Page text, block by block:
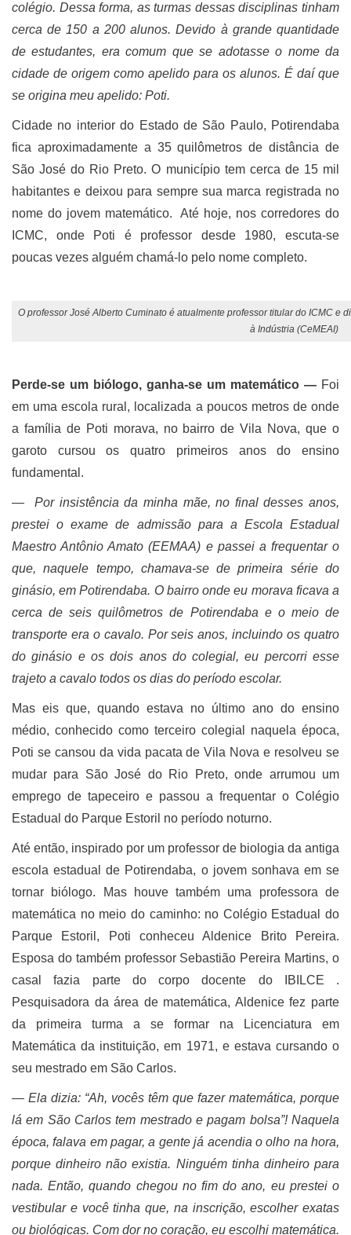
colégio. Dessa forma, as turmas dessas disciplinas tinham
cerca de 150 a 200 alunos. Devido à grande quantidade
de estudantes, era comum que se adotasse o nome da
cidade de origem como apelido para os alunos. É daí que
se origina meu apelido: Poti.
Cidade no interior do Estado de São Paulo, Potirendaba
fica aproximadamente a 35 quilômetros de distância de
São José do Rio Preto. O município tem cerca de 15 mil
habitantes e deixou para sempre sua marca registrada no
nome do jovem matemático. Até hoje, nos corredores do
ICMC, onde Poti é professor desde 1980, escuta-se
poucas vezes alguém chamá-lo pelo nome completo.
O professor José Alberto Cuminato é atualmente professor titular do ICMC e
à Indústria (CeMEAI)
Perde-se um biólogo, ganha-se um matemático ― Foi
em uma escola rural, localizada a poucos metros de onde
a família de Poti morava, no bairro de Vila Nova, que o
garoto cursou os quatro primeiros anos do ensino
fundamental.
― Por insistência da minha mãe, no final desses anos,
prestei o exame de admissão para a Escola Estadual
Maestro Antônio Amato (EEMAA) e passei a frequentar o
que, naquele tempo, chamava-se de primeira série do
ginásio, em Potirendaba. O bairro onde eu morava ficava a
cerca de seis quilômetros de Potirendaba e o meio de
transporte era o cavalo. Por seis anos, incluindo os quatro
do ginásio e os dois anos do colegial, eu percorri esse
trajeto a cavalo todos os dias do período escolar.
Mas eis que, quando estava no último ano do ensino
médio, conhecido como terceiro colegial naquela época,
Poti se cansou da vida pacata de Vila Nova e resolveu se
mudar para São José do Rio Preto, onde arrumou um
emprego de tapeceiro e passou a frequentar o Colégio
Estadual do Parque Estoril no período noturno.
Até então, inspirado por um professor de biologia da antiga
escola estadual de Potirendaba, o jovem sonhava em se
tornar biólogo. Mas houve também uma professora de
matemática no meio do caminho: no Colégio Estadual do
Parque Estoril, Poti conheceu Aldenice Brito Pereira.
Esposa do também professor Sebastião Pereira Martins, o
casal fazia parte do corpo docente do IBILCE .
Pesquisadora da área de matemática, Aldenice fez parte
da primeira turma a se formar na Licenciatura em
Matemática da instituição, em 1971, e estava cursando o
seu mestrado em São Carlos.
― Ela dizia: “Ah, vocês têm que fazer matemática, porque
lá em São Carlos tem mestrado e pagam bolsa”! Naquela
época, falava em pagar, a gente já acendia o olho na hora,
porque dinheiro não existia. Ninguém tinha dinheiro para
nada. Então, quando chegou no fim do ano, eu prestei o
vestibular e você tinha que, na inscrição, escolher exatas
ou biológicas. Com dor no coração, eu escolhi matemática.